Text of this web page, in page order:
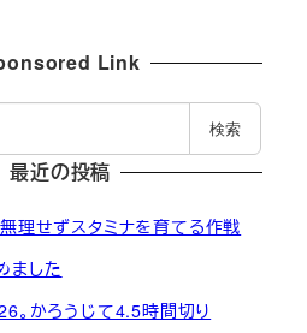
Link
検索
最近の投稿
理せずスタミナを育てる作戦
ました
。かろうじて4.5時間切り